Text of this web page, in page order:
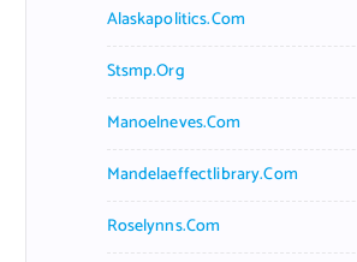
Alaskapolitics.com
Stsmp.org
Manoelneves.com
Mandelaeffectlibrary.com
Roselynns.com